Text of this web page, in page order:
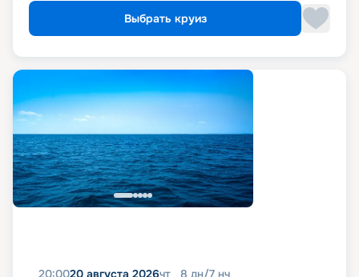
Выбрать круиз
20:0020 августа 2026чт 8 дн/7 нч